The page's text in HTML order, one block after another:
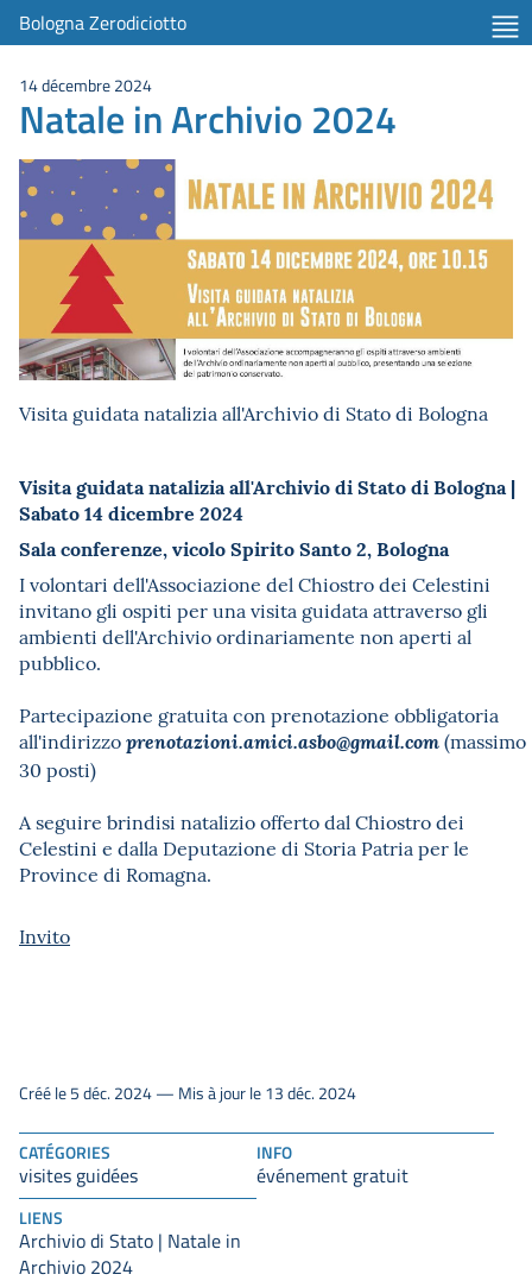
Bologna Zerodiciotto
14 décembre 2024
Natale in Archivio 2024
Visita guidata natalizia all'Archivio di Stato di Bologna
Visita guidata natalizia all'Archivio di Stato di Bologna |
Sabato 14 dicembre 2024
Sala conferenze, vicolo Spirito Santo 2, Bologna
I volontari dell'Associazione del Chiostro dei Celestini
invitano gli ospiti per una visita guidata attraverso gli
ambienti dell'Archivio ordinariamente non aperti al
pubblico.
Partecipazione gratuita con prenotazione obbligatoria
all'indirizzoprenotazioni.amici.asbo@gmail.com(massimo
30 posti)
A seguire brindisi natalizio offerto dal Chiostro dei
Celestini e dalla Deputazione di Storia Patria per le
Province di Romagna.
Invito
CATÉGORIES
visites guidées
INFO
événement gratuit
LIENS
Archivio di Stato | Natale in
Archivio 2024
Créé le 5 déc. 2024 — Mis à jour le 13 déc. 2024